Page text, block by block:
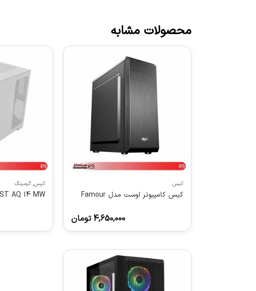
محصولات مشابه
کیس
کیس کامپیوتر اوست مدل Famour
4,650,000 تومان
کیس,گیمینگ
AQ 14 MW